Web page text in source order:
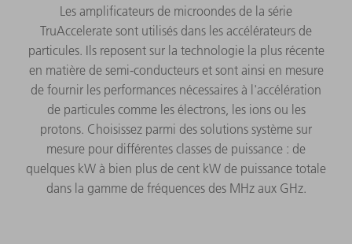
Les amplificateurs de microondes de la série
TruAccelerate sont utilisés dans les accélérateurs de
particules. Ils reposent sur la technologie la plus récente
en matière de semi-conducteurs et sont ainsi en mesure
de fournir les performances nécessaires à l'accélération
de particules comme les électrons, les ions ou les
protons. Choisissez parmi des solutions système sur
mesure pour différentes classes de puissance : de
quelques kW à bien plus de cent kW de puissance totale
dans la gamme de fréquences des MHz aux GHz.